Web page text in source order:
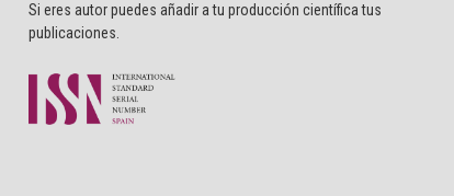
Si eres autor puedes añadir a tu producción científica tus
publicaciones.